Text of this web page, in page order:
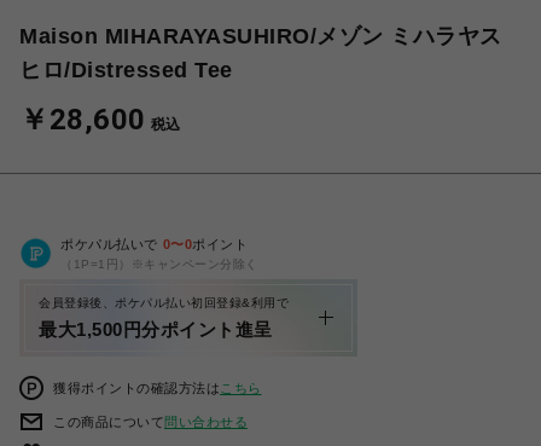
Maison MIHARAYASUHIRO/メゾン ミハラヤス
ヒロ/Distressed Tee
￥28,600 税込
ポケパル払いで 0〜0ポイント
（1P=1円）※キャンペーン分除く
会員登録後、ポケパル払い初回登録&利用で
最大1,500円分ポイント進呈
獲得ポイントの確認方法は こちら
この商品について問い合わせる